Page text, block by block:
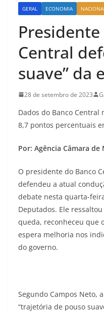
GERAL ECONOMIA
Central
suave” da
28 de setembro de 2023
Dados do Banco
8,7 pontos percentuais
Por: Agência Câmara de
O presidente do Banco
defendeu a atual
debate nesta quarta-
Deputados. Ele
queda, reconheceu que
espera melhoria nos
do governo.
Segundo Campos Neto,
“trajetória de pouso